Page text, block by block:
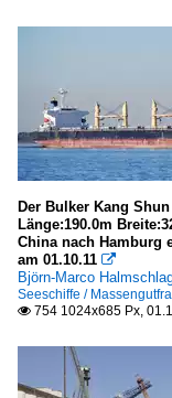
Der Bulker Kang
Länge:190.0m
China nach Hamburg
am 01.10.11 
Björn-Marco
Seeschiffe /
 754 1024x685 Px,